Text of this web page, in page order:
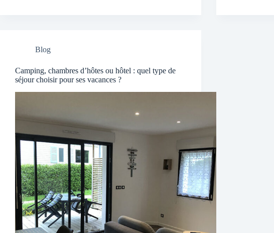
Blog
Camping, chambres d’hôtes ou hôtel : quel type de
séjour choisir pour ses vacances ?